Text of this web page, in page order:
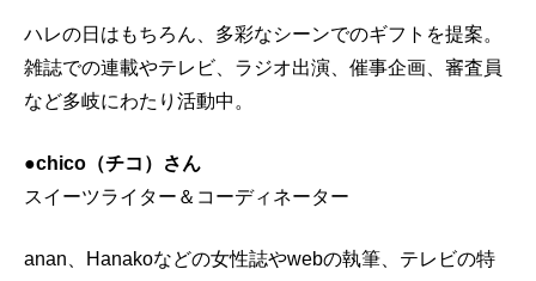
ハレの日はもちろん、多彩なシーンでのギフトを提案。
雑誌での連載やテレビ、ラジオ出演、催事企画、審査員
など多岐にわたり活動中。
●chico（チコ）さん
スイーツライター＆コーディネーター
anan、Hanakoなどの女性誌やwebの執筆、テレビの特